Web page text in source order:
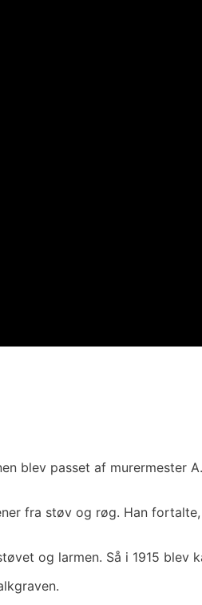
blev passet af murermester
fra støv og røg. Han
og larmen. Så i 1915 blev